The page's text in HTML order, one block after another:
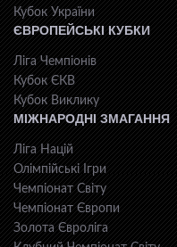
Кубок України
ЄВРОПЕЙСЬКІ КУБКИ
Ліга Чемпіонів
Кубок ЄКВ
Кубок Виклику
МІЖНАРОДНІ ЗМАГАННЯ
Ліга Націй
Олімпійські Ігри
Чемпіонат Світу
Чемпіонат Європи
Золота Євроліга